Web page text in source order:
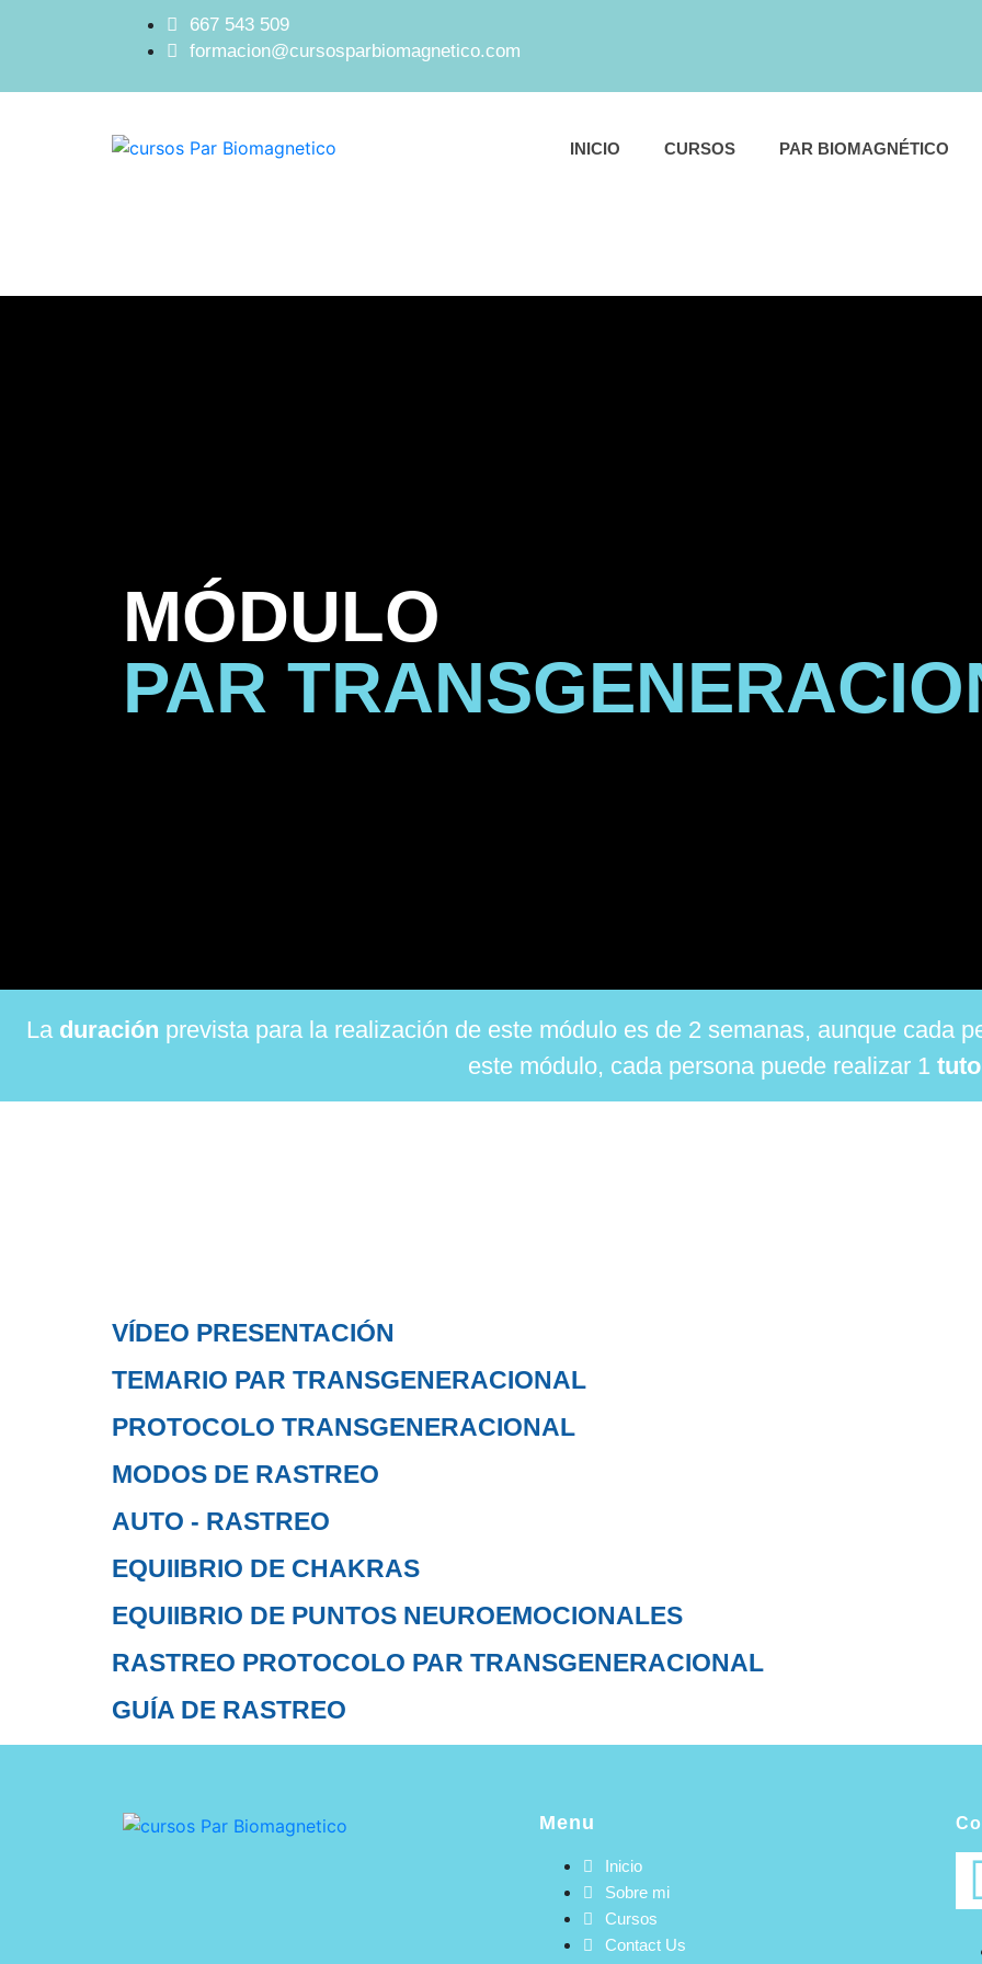
667 543 509
formacion@cursosparbiomagnetico.com
INICIO CURSOS PAR BIOMAGNÉTICO
MÓDULO
PAR
La duración prevista para la realización de este módulo es de 2 semanas, aunque cada
este módulo, cada persona puederealizar 1
VÍDEO PRESENTACIÓN
TEMARIO PAR TRANSGENERACIONAL
PROTOCOLO TRANSGENERACIONAL
MODOS DE RASTREO
AUTO - RASTREO
EQUIIBRIO DE CHAKRAS
EQUIIBRIO DE PUNTOS NEUROEMOCIONALES
RASTREO PROTOCOLO PAR TRANSGENERACIONAL
GUÍA DE RASTREO
Menu
Inicio
Sobre mi
Cursos
Contact Us